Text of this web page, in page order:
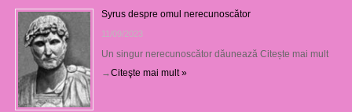
Syrus despre omul nerecunoscător
11/09/2023
Un singur nerecunoscător dăunează Citește mai mult
→Citeşte mai mult »